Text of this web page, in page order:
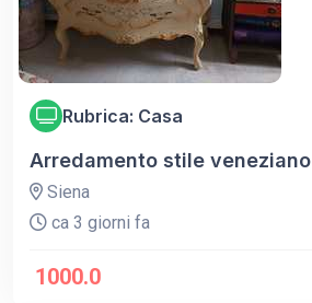
Rubrica: Casa
Arredamento stile veneziano
Siena
ca 3 giorni fa
1000.0